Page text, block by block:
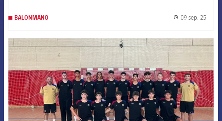
BALONMANO 09 sep. 25
FCB Barcelona badge